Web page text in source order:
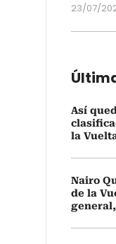
23/07/
Así
la
Nairo
de la